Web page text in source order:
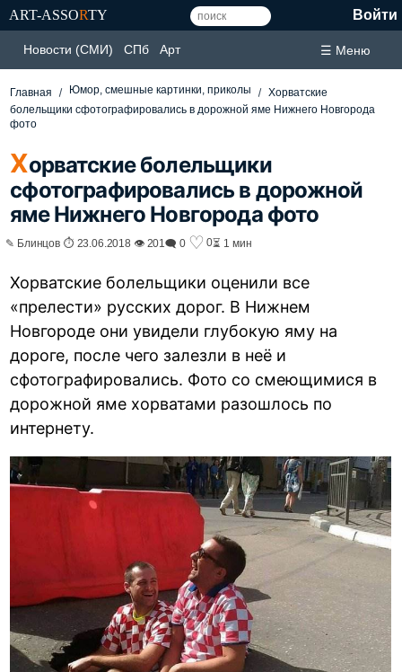
ART-ASSORTY Войти
Новости (СМИ) СПб Арт ☰ Меню
Главная Юмор, смешные картинки, приколы
Хорватские
болельщики сфотографировались в дорожной яме Нижнего Новгорода
фото
Хорватские болельщики
сфотографировались в дорожной
яме Нижнего Новгорода фото
✎ Блинцов ⏱ 23.06.2018 👁 201🗨 0 ♡ 0⏳ 1 мин
Хорватские болельщики оценили все
«прелести» русских дорог. В Нижнем
Новгороде они увидели глубокую яму на
дороге, после чего залезли в неё и
сфотографировались. Фото со смеющимися в
дорожной яме хорватами разошлось по
интернету.